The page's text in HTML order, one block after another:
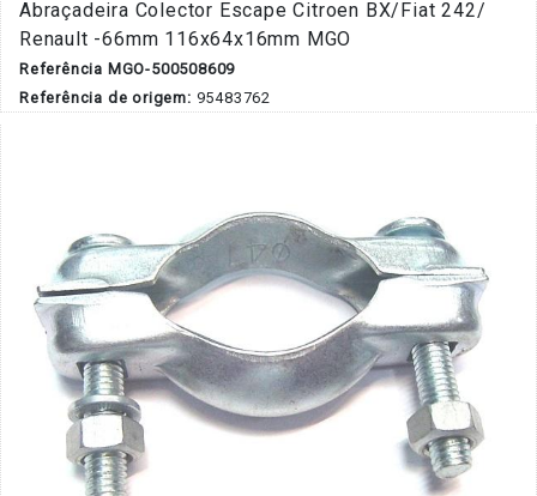
Abraçadeira Colector Escape Citroen BX/Fiat 242/
Renault -66mm 116x64x16mm MGO
Referência MGO-500508609
Referência de origem: 95483762